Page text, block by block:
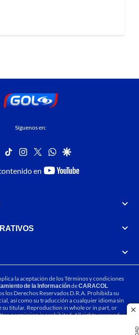
Síguenos en:
facebook
tiktok instagram
twitterwhatsapp
google
en
youtube-
la aceptación de losTérminos y condiciones
de la InformacióndeCARACOL
los Derechos Reservados D.R.A. Prohibida su
así como su traducción a cualquier idioma sin
su titular. Reproduction in whole or in part, or
permission is prohibited. All rights reserved